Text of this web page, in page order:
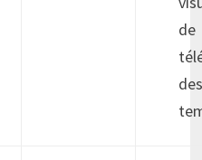
de